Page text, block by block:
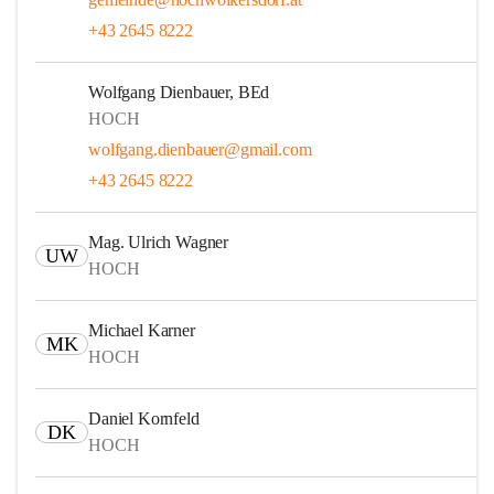
+43 2645 8222
Wolfgang Dienbauer, BEd
HOCH
wolfgang.dienbauer@gmail.com
+43 2645 8222
UW
Mag. Ulrich Wagner
HOCH
MK
Michael Karner
HOCH
DK
Daniel Kornfeld
HOCH